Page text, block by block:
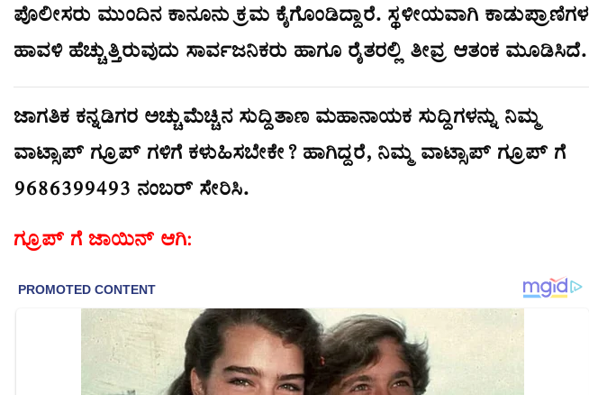
ಪೊಲೀಸರು ಮುಂದಿನ ಕಾನೂನು ಕ್ರಮ ಕೈಗೊಂಡಿದ್ದಾರೆ. ಸ್ಥಳೀಯವಾಗಿ ಕಾಡುಪ್ರಾಣಿಗಳ
ಹಾವಳಿ ಹೆಚ್ಚುತ್ತಿರುವುದು ಸಾರ್ವಜನಿಕರು ಹಾಗೂ ರೈತರಲ್ಲಿ ತೀವ್ರ ಆತಂಕ ಮೂಡಿಸಿದೆ.
ಜಾಗತಿಕ ಕನ್ನಡಿಗರ ಅಚ್ಚುಮೆಚ್ಚಿನ ಸುದ್ದಿತಾಣ ಮಹಾನಾಯಕ ಸುದ್ದಿಗಳನ್ನು ನಿಮ್ಮ
ವಾಟ್ಸಾಪ್ ಗ್ರೂಪ್ ಗಳಿಗೆ ಕಳುಹಿಸಬೇಕೇ? ಹಾಗಿದ್ದರೆ, ನಿಮ್ಮ ವಾಟ್ಸಾಪ್ ಗ್ರೂಪ್ ಗೆ
9686399493 ನಂಬರ್ ಸೇರಿಸಿ.
ಗ್ರೂಪ್ ಗೆ ಜಾಯಿನ್ ಆಗಿ: